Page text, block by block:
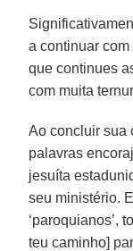
a continuar com
que continues
com muita
Ao concluir sua
palavras
jesuíta
seu ministério.
‘paroquianos’,
teu caminho]